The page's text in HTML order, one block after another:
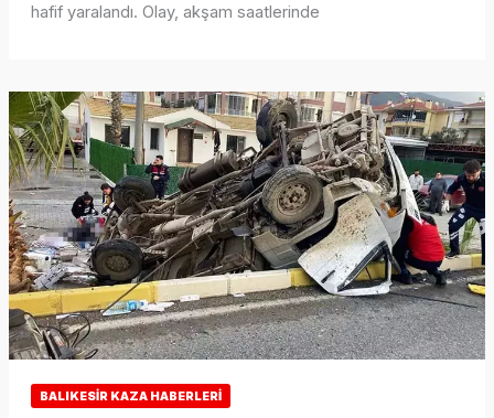
hafif yaralandı. Olay, akşam saatlerinde
BALIKESIR KAZA HABERLERI